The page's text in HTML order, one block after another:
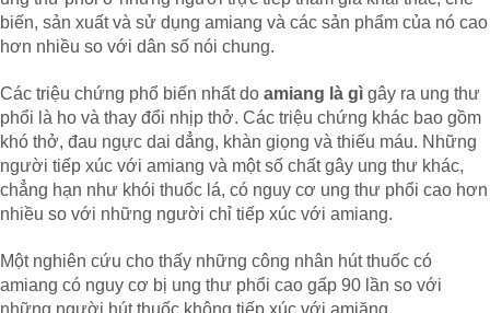
biến, sản xuất và sử dụng amiang và các sản phẩm của nó cao
hơn nhiều so với dân số nói chung.
Các triệu chứng phổ biến nhất do amiang là gì gây ra ung thư
phổi là ho và thay đổi nhịp thở. Các triệu chứng khác bao gồm
khó thở, đau ngực dai dẳng, khàn giọng và thiếu máu. Những
người tiếp xúc với amiang và một số chất gây ung thư khác,
chẳng hạn như khói thuốc lá, có nguy cơ ung thư phổi cao hơn
nhiều so với những người chỉ tiếp xúc với amiang.
Một nghiên cứu cho thấy những công nhân hút thuốc có
amiang có nguy cơ bị ung thư phổi cao gấp 90 lần so với
những người hút thuốc không tiếp xúc với amiăng.